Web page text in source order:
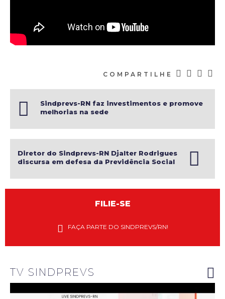
COMPARTILHE
Sindprevs-RN faz investimentos e promove
melhorias na sede
Diretor do Sindprevs-RN Djalter Rodrigues
discursa em defesa da Previdência Social
FILIE-SE
FAÇA PARTE DO SINDPREVS/RN!
TV SINDPREVS
explanam
do INSS